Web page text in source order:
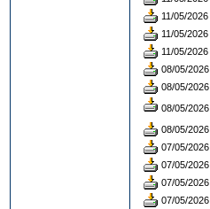
11/05/2026
11/05/2026
11/05/2026
08/05/2026
08/05/2026
08/05/2026
08/05/2026
07/05/2026
07/05/2026
07/05/2026
07/05/2026